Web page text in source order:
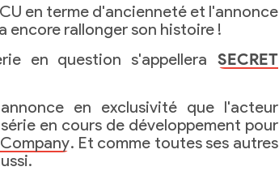
en terme d'ancienneté et l'annonce
encore rallonger son histoire !
en question s'appellera SECRET
en exclusivité que l'acteur
en cours de développement pour
. Et comme toutes ses autres